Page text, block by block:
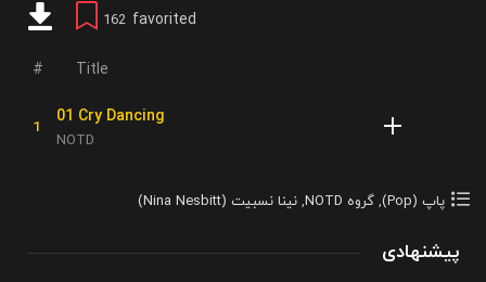
162 favorited
Title
01 Cry Dancing
NOTD
پاپ (Pop) , گروه NOTD , نینا نسبیت (Nina Nesbitt)
پیشنهادی